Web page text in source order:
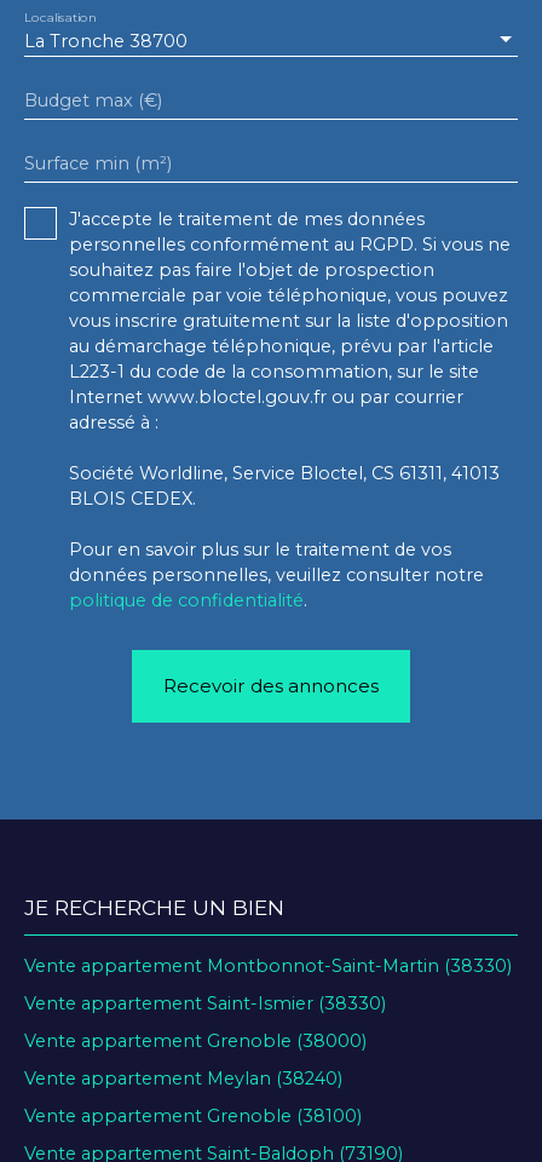
La Tronche 38700
Localisation
Budget max (€)
Surface min (m²)
J'accepte le traitement de mes données
personnelles conformément au RGPD. Si vous ne
souhaitez pas faire l'objet de prospection
commerciale par voie téléphonique, vous pouvez
vous inscrire gratuitement sur la liste d'opposition
au démarchage téléphonique, prévu par l'article
L223-1 du code de la consommation, sur le site
Internet www.bloctel.gouv.fr ou par courrier
adressé à :
Société Worldline, Service Bloctel, CS 61311, 41013
BLOIS CEDEX.
Pour en savoir plus sur le traitement de vos
données personnelles, veuillez consulter notre
politique de confidentialité.
Recevoir des annonces
JE RECHERCHE UN BIEN
Vente appartement Montbonnot-Saint-Martin (38330)
Vente appartement Saint-Ismier (38330)
Vente appartement Grenoble (38000)
Vente appartement Meylan (38240)
Vente appartement Grenoble (38100)
Vente appartement Saint-Baldoph (73190)